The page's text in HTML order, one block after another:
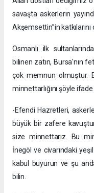
savaşta askerlerin
Akşemsettin”in
Osmanlı ilk
bilinen zatın, Bursa'nın
çok memnun olmuştur.
minnettarlığını şöyle
-Efendi Hazretleri,
büyük bir zafere
size minnettarız. Bu
İnegöl ve civarındaki
kabul buyurun ve şu
bilin.